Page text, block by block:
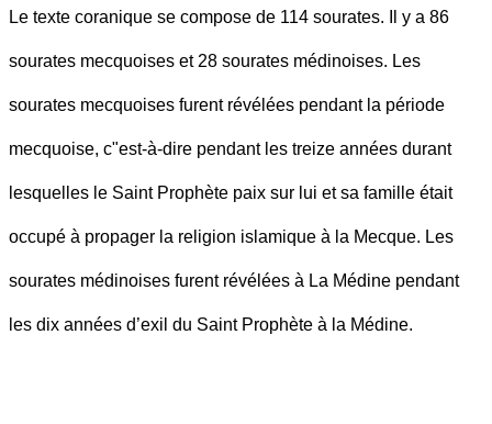
Le texte coranique se compose de 114 sourates. Il y a 86
sourates mecquoises et 28 sourates médinoises. Les
sourates mecquoises furent révélées pendant la période
mecquoise, c"est-à-dire pendant les treize années durant
lesquelles le Saint Prophète paix sur lui et sa famille était
occupé à propager la religion islamique à la Mecque. Les
sourates médinoises furent révélées à La Médine pendant
les dix années d’exil du Saint Prophète à la Médine.